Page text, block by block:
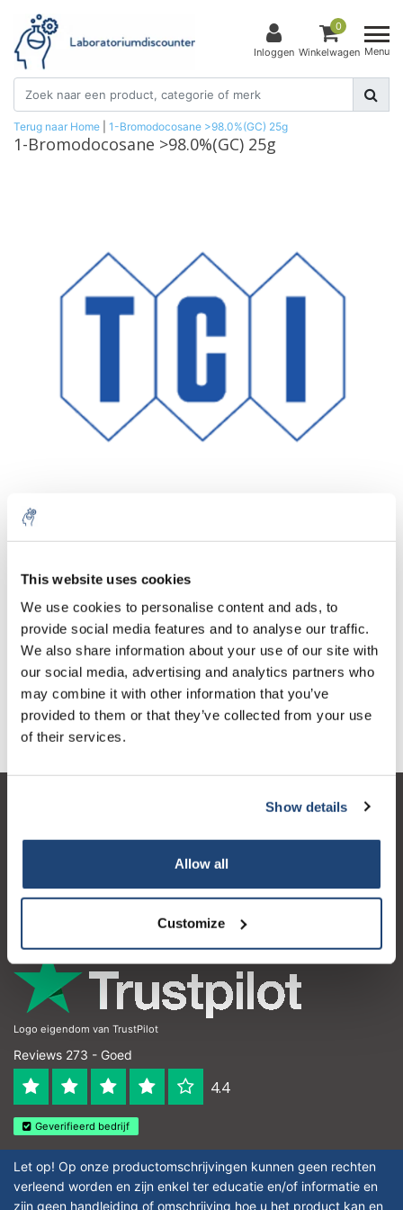
This website uses cookies
We use cookies to personalise content and ads, to
provide social media features and to analyse our traffic.
We also share information about your use of our site with
our social media, advertising and analytics partners who
may combine it with other information that you’ve
provided to them or that they’ve collected from your use
of their services.
Show details
Allow all
Customize
Inloggen
0
Winkelwagen Menu
Terug naar Home 1-Bromodocosane >98.0%(GC) 25g
1-Bromodocosane >98.0%(GC) 25g
1 Stuk Excl. btw
€96,84
Incl. btw
Toevoegen aan winkelwagen
Informatie
Contactgegevens
Logo eigendom van TrustPilot
Reviews 273 - Goed
4.4
Geverifieerd bedrijf
Let op! Op onze productomschrijvingen kunnen geen rechten
verleend worden en zijn enkel ter educatie en/of informatie en
zijn geen handleiding of omschrijving hoe u het product kan en